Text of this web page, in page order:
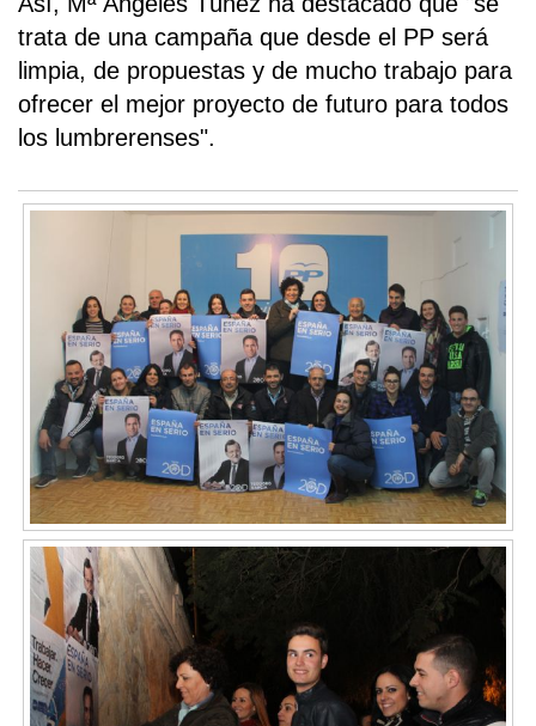
trata de una campaña que desde el PP será
limpia, de propuestas y de mucho trabajo para
ofrecer el mejor proyecto de futuro para todos
los lumbrerenses".